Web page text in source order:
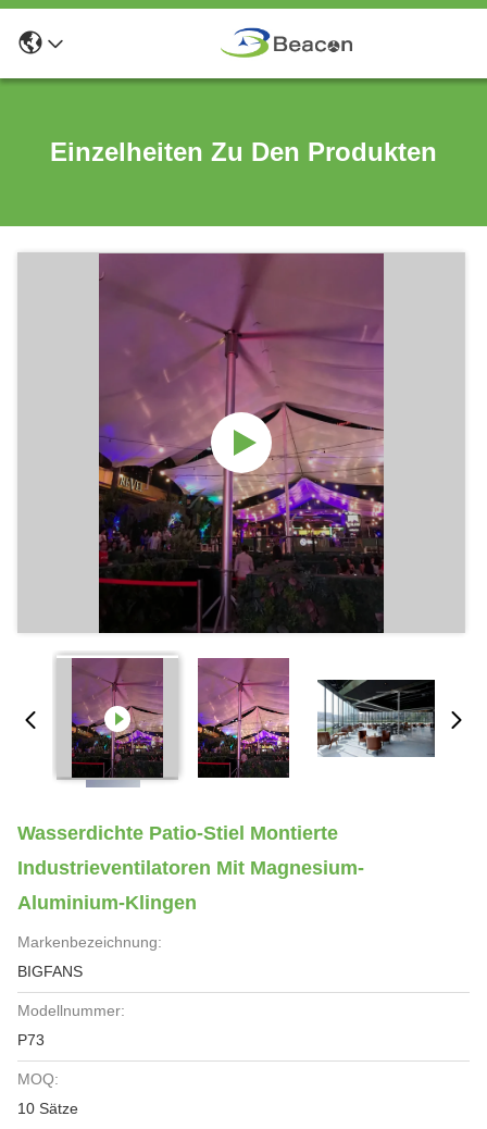
Einzelheiten Zu Den Produkten
Wasserdichte Patio-Stiel Montierte
Industrieventilatoren Mit Magnesium-
Aluminium-Klingen
Markenbezeichnung:
BIGFANS
Modellnummer:
P73
MOQ:
10 Sätze